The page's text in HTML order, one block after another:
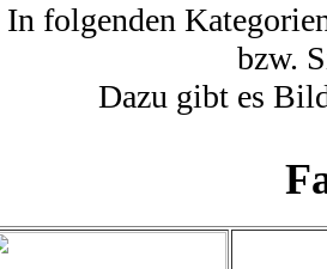
In folgenden
bzw.
Dazu gibt es